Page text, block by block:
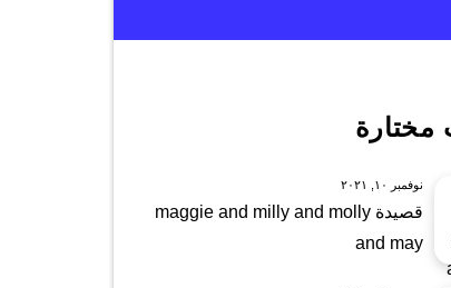
مختارة
نوفمبر ١٠, ٢٠٢١
قصيدة maggie and milly and molly
and may